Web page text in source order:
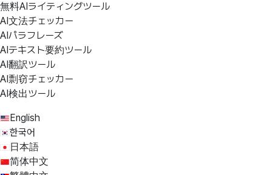
無料AIライティングツール
AI文法チェッカー
AIパラフレーズ
AIテキスト要約ツール
AI翻訳ツール
AI剽窃チェッカー
AI検出ツール
English
한국어
日本語
简体中文